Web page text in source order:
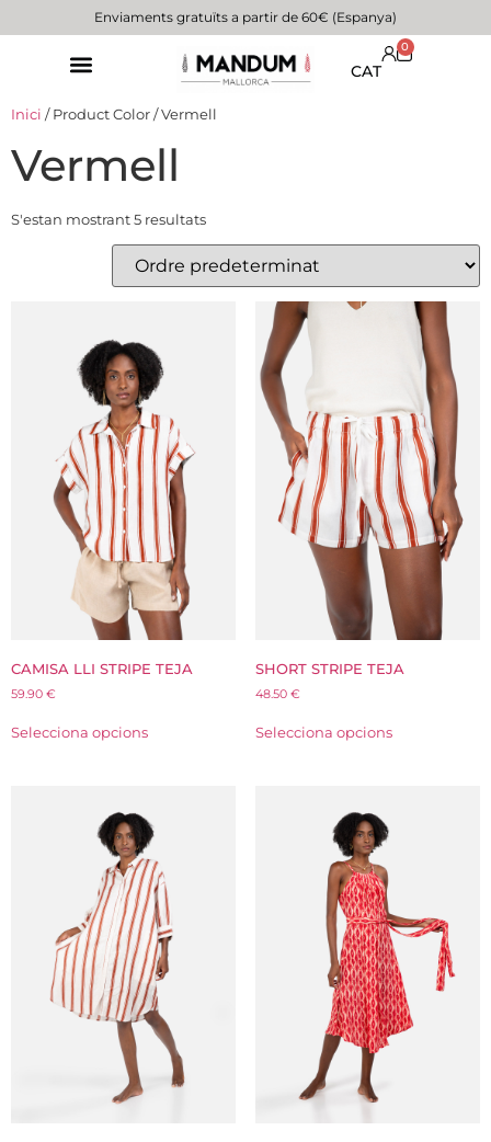
Enviaments gratuïts a partir de 60€ (Espanya)
CAT
0
Inici / Product Color / Vermell
Vermell
S'estan mostrant 5 resultats
CAMISA LLI STRIPE TEJA
59.90 €
Selecciona opcions
SHORT STRIPE TEJA
48.50 €
Selecciona opcions